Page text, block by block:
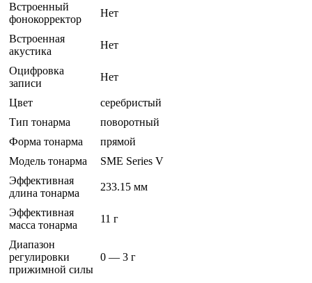
Встроенный
фонокорректор
Нет
Встроенная
акустика
Нет
Оцифровка
записи
Нет
Цвет
серебристый
Тип тонарма
поворотный
Форма тонарма
прямой
Модель тонарма
SME Series V
Эффективная
длина тонарма
233.15 мм
Эффективная
масса тонарма
11 г
Диапазон
регулировки
прижимной силы
0 — 3 г